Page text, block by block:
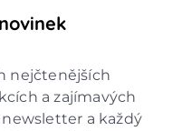
nejčtenějších
a zajímavých
a každý